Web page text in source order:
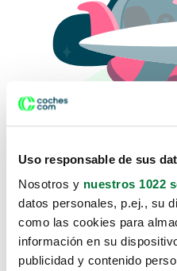
Uso responsable de sus
Nosotros y nuestros 1022
datos personales, p.ej., su
como las cookies para
información en su
publicidad y contenido
Lo sentimos, no
te hemos